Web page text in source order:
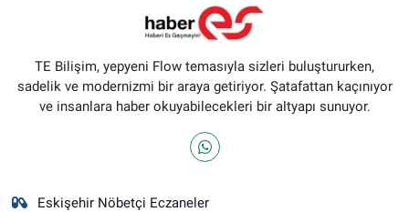
TE Bilişim, yepyeni Flow temasıyla sizleri buluştururken,
sadelik ve modernizmi bir araya getiriyor. Şatafattan kaçınıyor
ve insanlara haber okuyabilecekleri bir altyapı sunuyor.
Eskişehir Nöbetçi Eczaneler